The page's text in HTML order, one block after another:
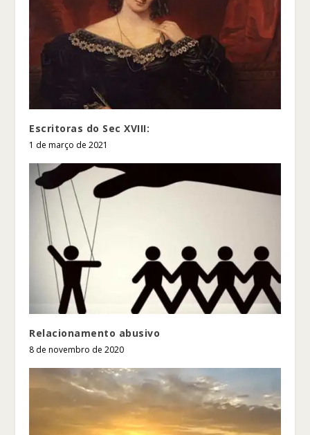
Escritoras do Sec XVIII:
1 de março de 2021
Relacionamento abusivo
8 de novembro de 2020